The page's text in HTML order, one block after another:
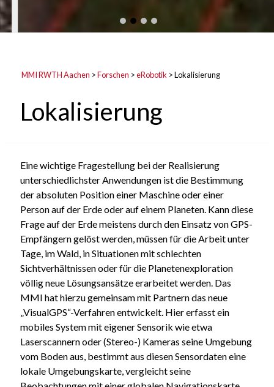
MMI RWTH Aachen >Forschen >eRobotik >Lokalisierung
Lokalisierung
Eine wichtige Fragestellung bei der Realisierung
unterschiedlichster Anwendungen ist die Bestimmung
der absoluten Position einer Maschine oder einer
Person auf der Erde oder auf einem Planeten. Kann diese
Frage auf der Erde meistens durch den Einsatz von GPS-
Empfängern gelöst werden, müssen für die Arbeit unter
Tage, im Wald, in Situationen mit schlechten
Sichtverhältnissen oder für die Planetenexploration
völlig neue Lösungsansätze erarbeitet werden. Das
MMI hat hierzu gemeinsam mit Partnern das neue
„VisualGPS“-Verfahren entwickelt. Hier erfasst ein
mobiles System mit eigener Sensorik wie etwa
Laserscannern oder (Stereo-) Kameras seine Umgebung
vom Boden aus, bestimmt aus diesen Sensordaten eine
lokale Umgebungskarte, vergleicht seine